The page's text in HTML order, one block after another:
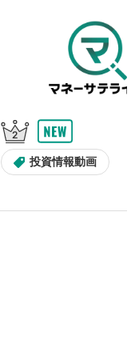
投資情報動画